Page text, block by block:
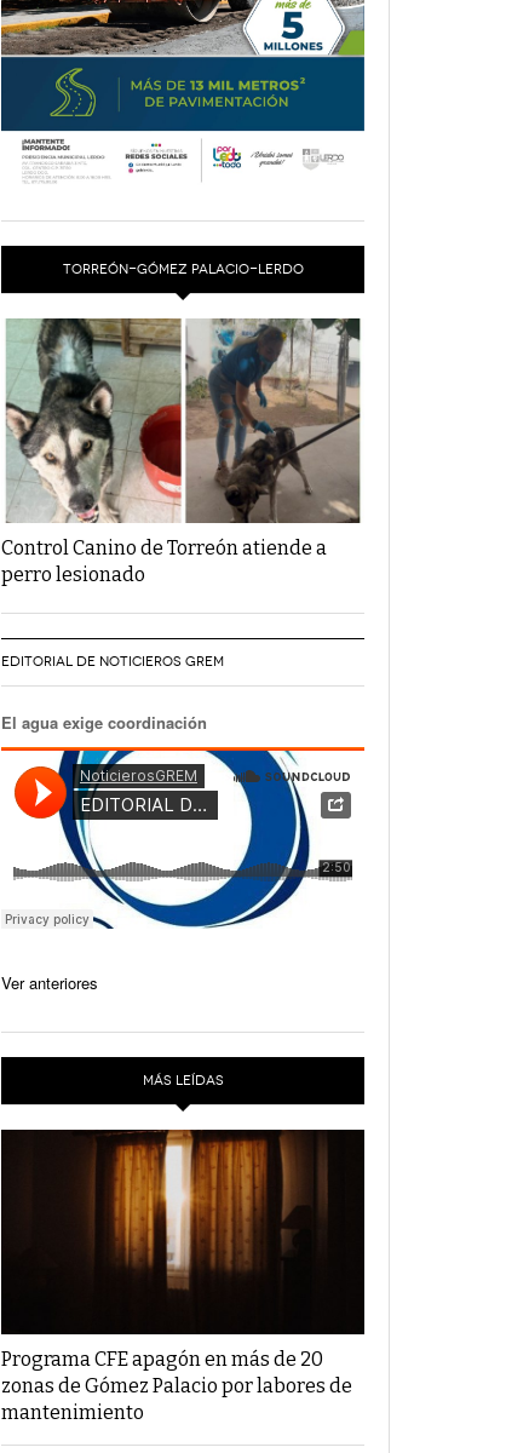
TORREÓN-GÓMEZ PALACIO-LERDO
Control Canino de Torreón atiende a
perro lesionado
EDITORIAL DE NOTICIEROS GREM
El agua exige coordinación
Ver anteriores
MÁS LEÍDAS
Programa CFE apagón en más de 20
zonas de Gómez Palacio por labores de
mantenimiento